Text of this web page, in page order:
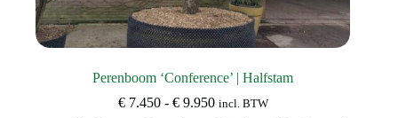
Perenboom ‘Conference’ | Halfstam
€7.450 - €9.950Prijsklasse:
incl. BTW